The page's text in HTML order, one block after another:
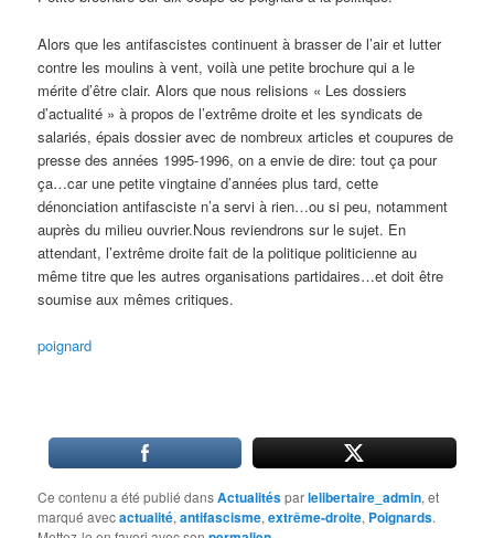
Alors que les antifascistes continuent à brasser de l’air et lutter
contre les moulins à vent, voilà une petite brochure qui a le
mérite d’être clair. Alors que nous relisions « Les dossiers
d’actualité » à propos de l’extrême droite et les syndicats de
salariés, épais dossier avec de nombreux articles et coupures de
presse des années 1995-1996, on a envie de dire: tout ça pour
ça…car une petite vingtaine d’années plus tard, cette
dénonciation antifasciste n’a servi à rien…ou si peu, notamment
auprès du milieu ouvrier.Nous reviendrons sur le sujet. En
attendant, l’extrême droite fait de la politique politicienne au
même titre que les autres organisations partidaires…et doit être
soumise aux mêmes critiques.
poignard
Ce contenu a été publié dansActualitésparlelibertaire_admin, et
marqué avecactualité,antifascisme,extrême-droite, Poignards.